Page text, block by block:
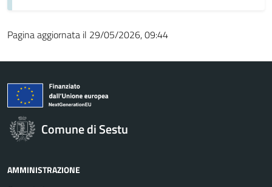
Pagina aggiornata il 29/05/2026, 09:44
Comune di Sestu
AMMINISTRAZIONE